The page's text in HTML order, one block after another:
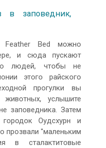
заповедник,
Feather Bed можно
и сюда пускают
людей, чтобы не
этого райского
прогулки вы
услышите
заповедника. Затем
Оудсхурн и
прозвали "маленьким
в сталактитовые